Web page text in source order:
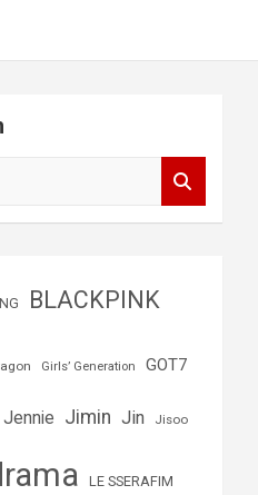
BLACKPINK
Girls’ Generation GOT7
Jennie Jimin Jin Jisoo
LE SSERAFIM